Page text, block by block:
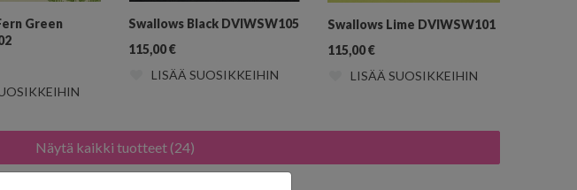
Green
Swallows Black DVIWSW105
115,00€
LISÄÄ SUOSIKKEIHIN
Swallows Lime DVIWSW101
115,00€
LISÄÄ SUOSIKKEIHIN
Näytä kaikki tuotteet (24)